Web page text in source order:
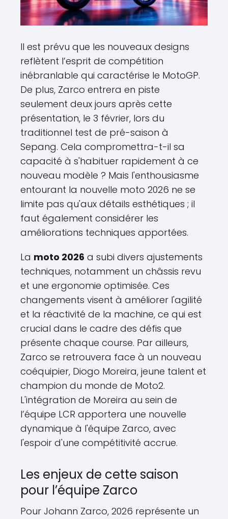
Il est prévu que les nouveaux designs
reflètent l’esprit de compétition
inébranlable qui caractérise le MotoGP.
De plus, Zarco entrera en piste
seulement deux jours après cette
présentation, le 3 février, lors du
traditionnel test de pré-saison à
Sepang. Cela compromettra-t-il sa
capacité à s'habituer rapidement à ce
nouveau modèle ? Mais l'enthousiasme
entourant la nouvelle moto 2026 ne se
limite pas qu'aux détails esthétiques ; il
faut également considérer les
améliorations techniques apportées.
La moto 2026 a subi divers ajustements
techniques, notamment un châssis revu
et une ergonomie optimisée. Ces
changements visent à améliorer l'agilité
et la réactivité de la machine, ce qui est
crucial dans le cadre des défis que
présente chaque course. Par ailleurs,
Zarco se retrouvera face à un nouveau
coéquipier, Diogo Moreira, jeune talent et
champion du monde de Moto2.
L'intégration de Moreira au sein de
l’équipe LCR apportera une nouvelle
dynamique à l'équipe Zarco, avec
l'espoir d'une compétitivité accrue.
Les enjeux de cette saison
pour l’équipe Zarco
Pour Johann Zarco, 2026 représente un